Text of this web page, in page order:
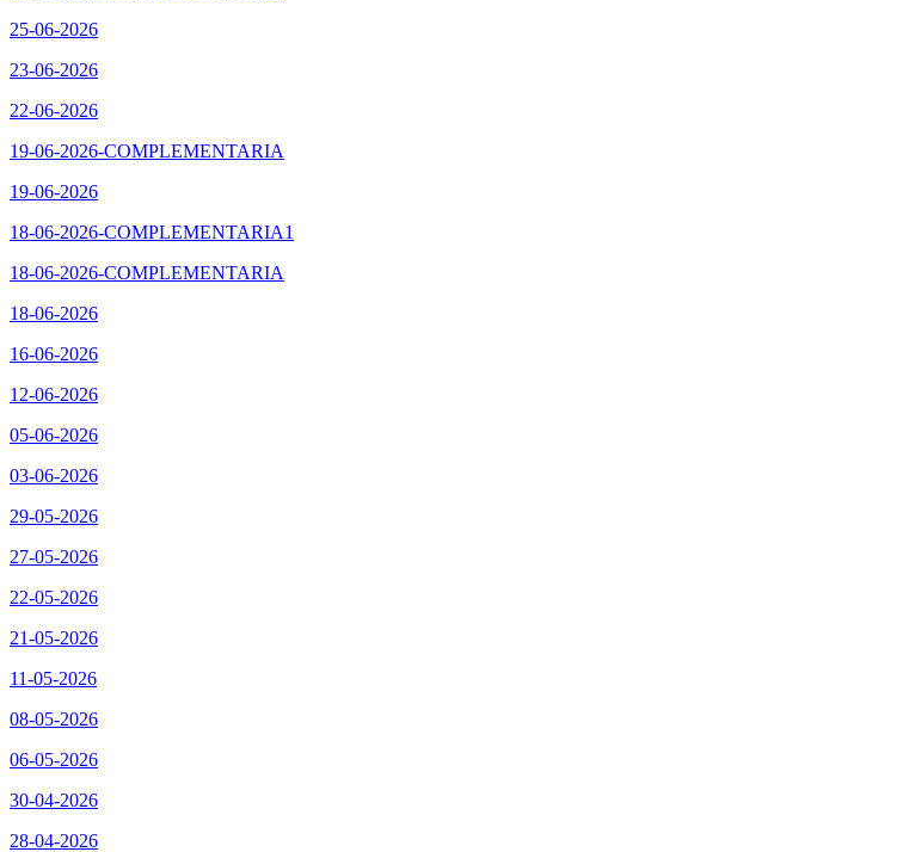
25-06-2026
23-06-2026
22-06-2026
19-06-2026-COMPLEMENTARIA
19-06-2026
18-06-2026-COMPLEMENTARIA1
18-06-2026-COMPLEMENTARIA
18-06-2026
16-06-2026
12-06-2026
05-06-2026
03-06-2026
29-05-2026
27-05-2026
22-05-2026
21-05-2026
11-05-2026
08-05-2026
06-05-2026
30-04-2026
28-04-2026